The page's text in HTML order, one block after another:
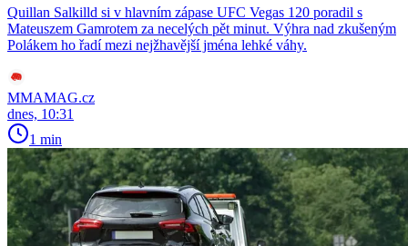
Quillan Salkilld si v hlavním zápase UFC Vegas 120 poradil s
Mateuszem Gamrotem za necelých pět minut. Výhra nad zkušeným
Polákem ho řadí mezi nejžhavější jména lehké váhy.
MMAMAG.cz
dnes, 10:31
1 min